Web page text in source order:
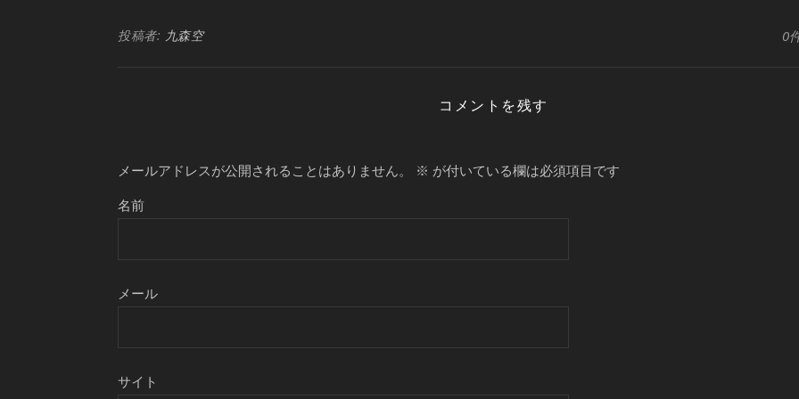
投稿者: 九森空 0
コメントを残す
メールアドレスが公開されることはありません。 ※ が付いている欄は必須項目です
名前
メール
サイト